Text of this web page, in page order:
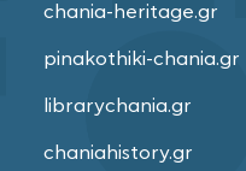
chania-heritage.gr
pinakothiki-chania.gr
librarychania.gr
chaniahistory.gr